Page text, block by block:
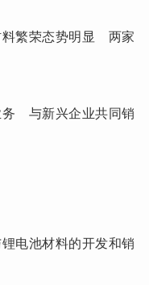
繁荣态势明显 两家
与新兴企业共同销
电池材料的开发和销